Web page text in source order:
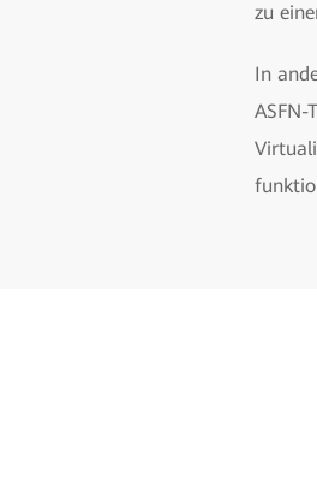
zu
In
ASFN-